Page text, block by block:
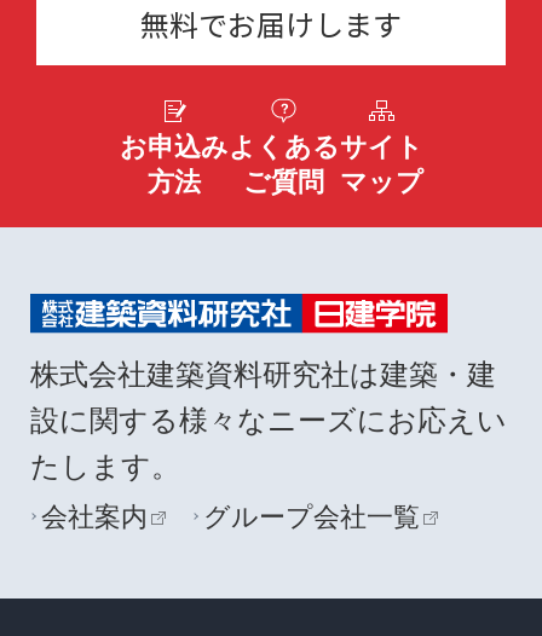
無料でお届けします
お申込み
方法
よくある
ご質問
サイト
マップ
株式会社建築資料研究社は建築・建
設に関する様々なニーズにお応えい
たします。
会社案内 グループ会社一覧